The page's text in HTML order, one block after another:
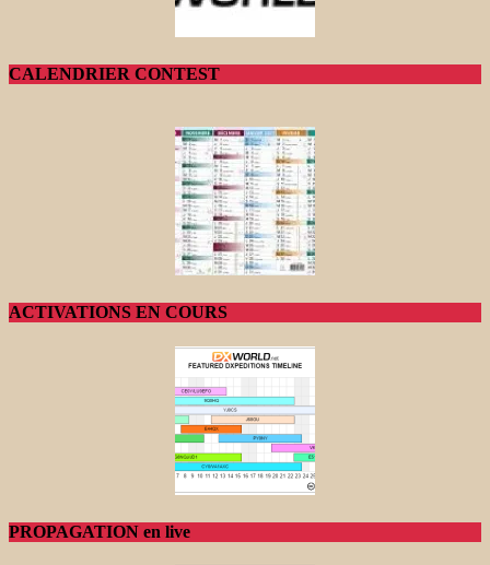
CALENDRIER CONTEST
ACTIVATIONS EN COURS
PROPAGATION en live